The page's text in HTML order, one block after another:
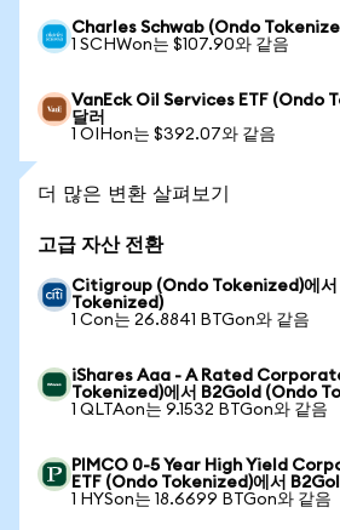
Charles Schwab (Ondo
1 SCHWon는 $107.90와 같음
VanEck Oil Services ETF (Ondo
달러
1 OIHon는 $392.07와 같음
더 많은 변환 살펴보기
고급 자산 전환
Citigroup (Ondo Tokenized)에
Tokenized)
1 Con는 26.8841 BTGon와 같음
iShares Aaa - A Rated
Tokenized)에서 B2Gold (Ondo
1 QLTAon는 9.1532 BTGon와 같음
PIMCO 0-5 Year High Yield
ETF (Ondo Tokenized)에서
1 HYSon는 18.6699 BTGon와 같음